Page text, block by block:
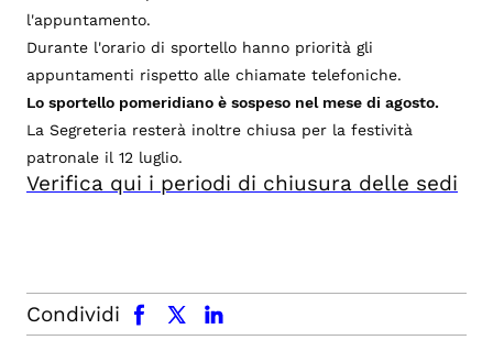
l'appuntamento.
Durante l'orario di sportello hanno priorità gli
appuntamenti rispetto alle chiamate telefoniche.
Lo sportello pomeridiano è sospeso nel mese di agosto.
La Segreteria resterà inoltre chiusa per la festività
patronale il 12 luglio.
Verifica qui i periodi di chiusura delle sedi
Condividi
facebook x.com linkedin